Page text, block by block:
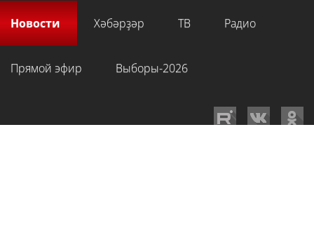
Новости Хәбәрҙәр ТВ Радио
Прямой эфир Выборы-2026